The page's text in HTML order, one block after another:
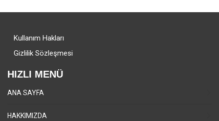
Kullanım Hakları
Gizlilik Sözleşmesi
HIZLI MENÜ
ANA SAYFA
HAKKIMIZDA